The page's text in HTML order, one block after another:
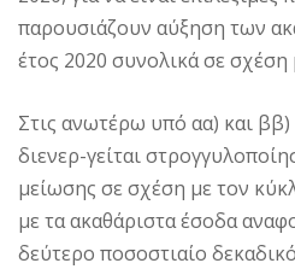
παρουσιάζουν αύξηση των
έτος 2020 συνολικά σε σχέση
Στις ανωτέρω υπό αα) και
διενερ-γείται
μείωσης σε σχέση με τον
με τα ακαθάριστα έσοδα
δεύτερο ποσοστιαίο